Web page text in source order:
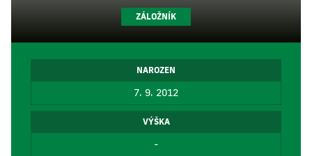
ZÁLOŽNÍK
NAROZEN
7. 9. 2012
VÝŠKA
-